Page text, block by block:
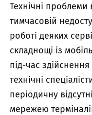
Технічні
тимчасовій
роботі деяких
складнощі із
під-час
технічні
періодичну
мережею